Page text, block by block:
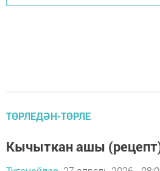
ТӨРЛЕДӘН-ТӨРЛЕ
Кычыткан ашы